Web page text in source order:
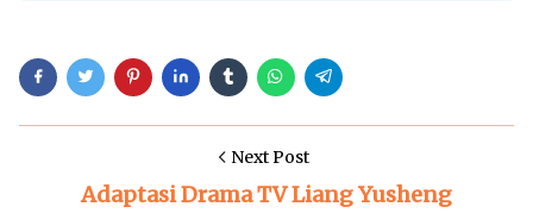
Next Post
Adaptasi Drama TV Liang Yusheng